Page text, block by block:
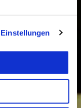
Einstellungen